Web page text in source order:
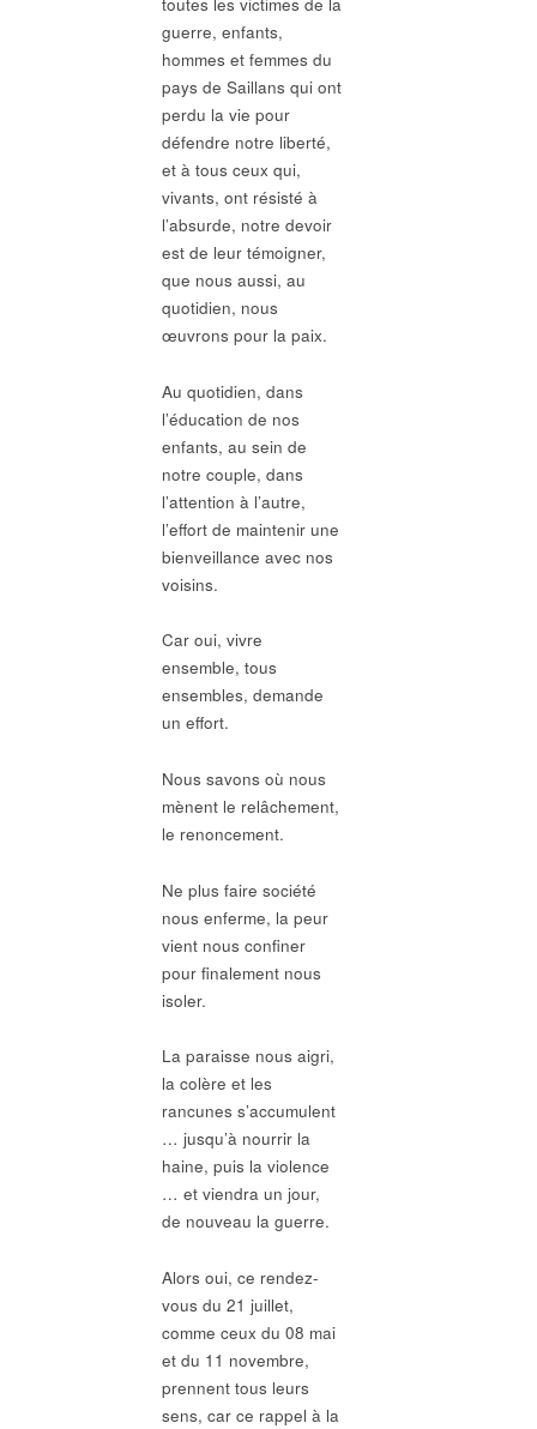
guerre, enfants,
hommes et femmes du
pays de Saillans qui ont
perdu la vie pour
défendre notre liberté,
et à tous ceux qui,
vivants, ont résisté à
l’absurde, notre devoir
est de leur témoigner,
que nous aussi, au
quotidien, nous
œuvrons pour la paix.
Au quotidien, dans
l’éducation de nos
enfants, au sein de
notre couple, dans
l’attention à l’autre,
l’effort de maintenir une
bienveillance avec nos
voisins.
Car oui, vivre
ensemble, tous
ensembles, demande
un effort.
Nous savons où nous
mènent le relâchement,
le renoncement.
Ne plus faire société
nous enferme, la peur
vient nous confiner
pour finalement nous
isoler.
La paraisse nous aigri,
la colère et les
rancunes s’accumulent
… jusqu’à nourrir la
haine, puis la violence
… et viendra un jour,
de nouveau la guerre.
Alors oui, ce rendez-
vous du 21 juillet,
comme ceux du 08 mai
et du 11 novembre,
prennent tous leurs
sens, car ce rappel à la